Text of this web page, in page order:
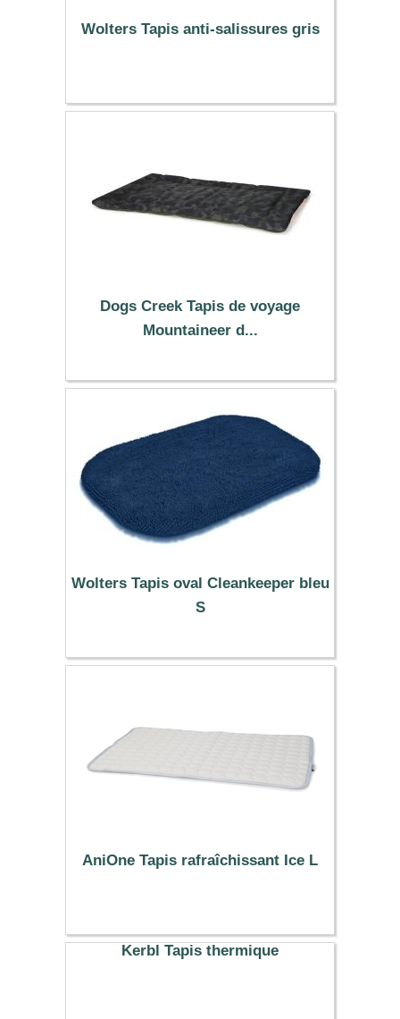
Wolters Tapis anti-salissures gris
39.99 €
Dogs Creek Tapis de voyage
Mountaineer d...
20.99 €
Wolters Tapis oval Cleankeeper bleu
S
46.79 €
AniOne Tapis rafraîchissant Ice L
13.99 €
Kerbl Tapis thermique